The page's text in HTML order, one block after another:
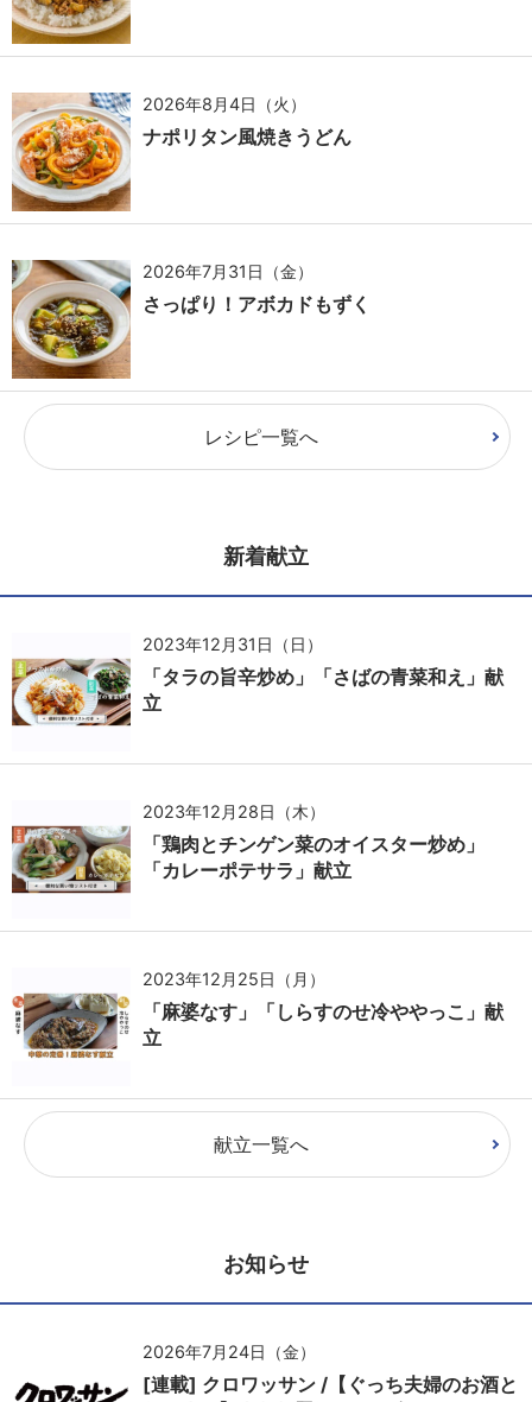
2026年8月4日（火）
ナポリタン風焼きうどん
2026年7月31日（金）
さっぱり！アボカドもずく
レシピ一覧へ
新着献立
2023年12月31日（日）
「タラの旨辛炒め」「さばの青菜和え」献
立
2023年12月28日（木）
「鶏肉とチンゲン菜のオイスター炒め」
「カレーポテサラ」献立
2023年12月25日（月）
「麻婆なす」「しらすのせ冷ややっこ」献
立
献立一覧へ
お知らせ
2026年7月24日（金）
[連載] クロワッサン /【ぐっち夫婦のお酒と